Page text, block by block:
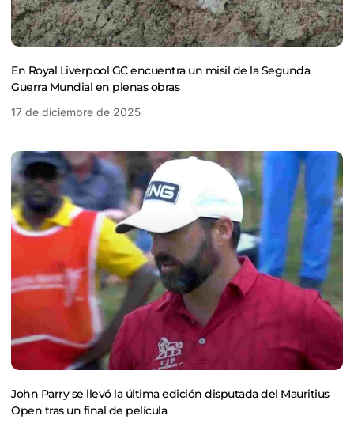
En Royal Liverpool GC encuentra un misil de la Segunda
Guerra Mundial en plenas obras
17 de diciembre de 2025
John Parry se llevó la última edición disputada del Mauritius
Open tras un final de película